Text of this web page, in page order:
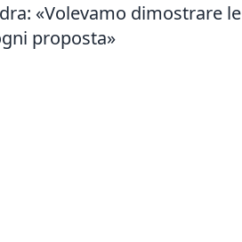
«Volevamo dimostrare le
proposta»